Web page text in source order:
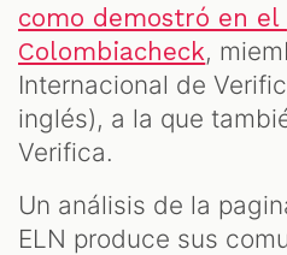
como demostró en el
Colombiacheck,
Internacional de
inglés), a la que
Verifica.
Un análisis de la
ELN produce sus